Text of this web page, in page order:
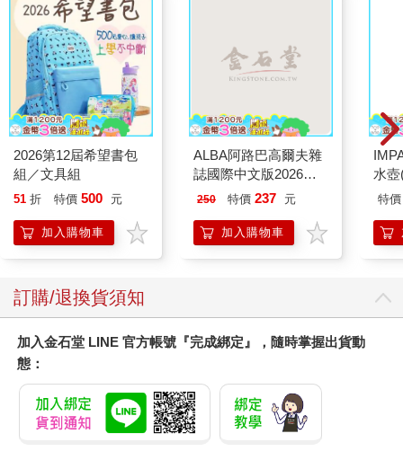
2026第12屆希望書包
組／文具組
51 折 特價 500 元
加入購物車
ALBA阿路巴高爾夫雜
誌國際中文版2026第
140期8月
250 特價 237 元
加入購物車
水
特價
訂購/退換貨須知
加入金石堂 LINE 官方帳號『完成綁定』，隨時掌握出貨動
態：